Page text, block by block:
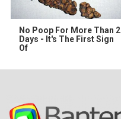
No Poop For More Than 2
Days - It's The First Sign
Of